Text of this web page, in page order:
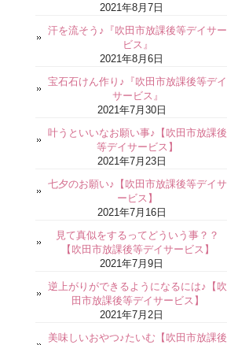
2021年8月7日
汗を流そう♪『吹田市放課後等デイサー
ビス』
2021年8月6日
宝石石けん作り♪『吹田市放課後等デイ
サービス』
2021年7月30日
叶うといいなお願い事♪【吹田市放課後
等デイサービス】
2021年7月23日
七夕のお願い♪【吹田市放課後等デイサ
ービス】
2021年7月16日
見て真似をするってどういう事？？
【吹田市放課後等デイサービス】
2021年7月9日
逆上がりができるようになるには♪【吹
田市放課後等デイサービス】
2021年7月2日
美味しいおやつ♪たいむ【吹田市放課後